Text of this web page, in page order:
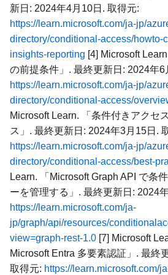
新日: 2024年4月10日. 取得元:
https://learn.microsoft.com/ja-jp/
directory/conditional-access/howto-
insights-reporting [4] Microsoft
の前提条件」. 最終更新日: 2024年6
https://learn.microsoft.com/ja-jp/
directory/conditional-access/
Microsoft Learn. 「条件付きアクセ
ス」. 最終更新日: 2024年3月15日.
https://learn.microsoft.com/ja-jp/
directory/conditional-access/best-
Learn. 「Microsoft Graph API で条
ーを管理する」. 最終更新日: 2024
https://learn.microsoft.com/ja-
jp/graph/api/resources/
view=graph-rest-1.0 [7] Microsoft
Microsoft Entra 多要素認証」. 最終
取得元: https://learn.microsoft.com/